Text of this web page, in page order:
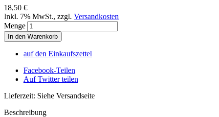
18,50 €
Inkl. 7% MwSt., zzgl. Versandkosten
Menge
In den Warenkorb
auf den Einkaufszettel
Facebook-Teilen
Auf Twitter teilen
Lieferzeit: Siehe Versandseite
Beschreibung